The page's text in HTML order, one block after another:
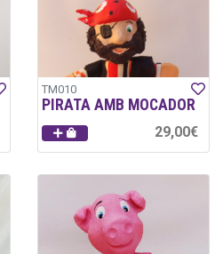
TM010
PIRATA AMB MOCADOR
29,00€